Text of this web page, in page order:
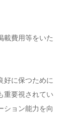
載費用等をいた
好に保つために
重要視されてい
ション能力を向